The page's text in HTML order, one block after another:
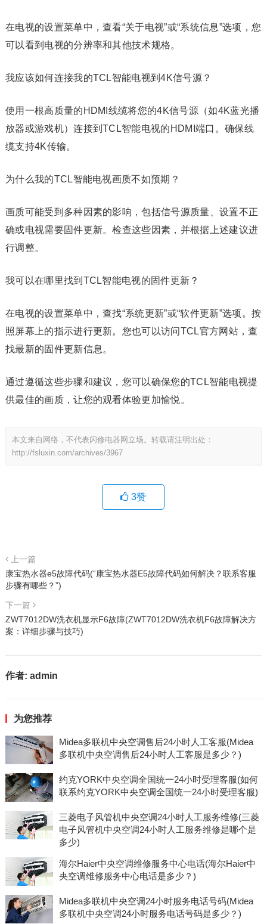
在电视的设置菜单中，查看“关于电视”或“系统信息”选项，您
可以看到电视的分辨率和其他技术规格。
我应该如何连接我的TCL智能电视到4K信号源？
使用一根高质量的HDMI线缆将您的4K信号源（如4K蓝光播
放器或游戏机）连接到TCL智能电视的HDMI端口。确保线
缆支持4K传输。
为什么我的TCL智能电视画质不如预期？
画质可能受到多种因素的影响，包括信号源质量、设置不正
确或电视需要固件更新。检查这些因素，并根据上述建议进
行调整。
我可以在哪里找到TCL智能电视的固件更新？
在电视的设置菜单中，查找“系统更新”或“软件更新”选项。按
照屏幕上的指示进行更新。您也可以访问TCL官方网站，查
找最新的固件更新信息。
通过遵循这些步骤和建议，您可以确保您的TCL智能电视提
供最佳的画质，让您的观看体验更加愉悦。
本文来自网络，不代表闪修电器网立场。转载请注明出处：
http://fsluxin.com/archives/3967
3赞
上一篇
康宝热水器e5故障代码(“康宝热水器E5故障代码如何解决？联系客服
步骤有哪些？”)
下一篇
ZWT7012DW洗衣机显示F6故障(ZWT7012DW洗衣机F6故障解决方
案：详细步骤与技巧)
作者: admin
为您推荐
Midea多联机中央空调售后24小时人工客服(Midea
多联机中央空调售后24小时人工客服是多少？)
约克YORK中央空调全国统一24小时受理客服(如何
联系约克YORK中央空调全国统一24小时受理客服)
三菱电子风管机中央空调24小时人工服务维修(三菱
电子风管机中央空调24小时人工服务维修是哪个是
多少)
海尔Haier中央空调维修服务中心电话(海尔Haier中
央空调维修服务中心电话是多少？)
Midea多联机中央空调24小时服务电话号码(Midea
多联机中央空调24小时服务电话号码是多少？)